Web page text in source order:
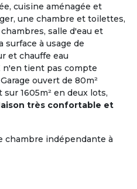
cuisine aménagée et
une chambre et toilettes,
salle d'eau et
surface à usage de
et chauffe eau
n'en tient pas compte
ouvert de 80m²
1605m² en deux lots,
très confortable et
chambre indépendante à
Maison
modèle de
nombreux retraités ou
à un mode de vie
à jouer.
habitat à taille
entre la vie à domicile
Les locataires ou
accueillis », ils sont